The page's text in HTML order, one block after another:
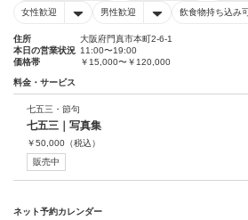
女性歓迎 男性歓迎 飲食物持ち込み
住所
大阪府門真市本町2-6-1
本日の営業状況 11:00〜19:00
価格帯
￥15,000〜￥120,000
料金・サービス
七五三・節句
七五三｜写真集
￥50,000 （税込）
販売中
ネット予約カレンダー